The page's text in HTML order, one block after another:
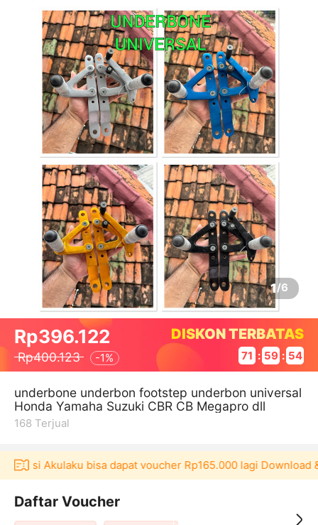
1/6
Rp396.122
Rp400.123 -1%
DISKON TERBATAS
71 : 59 : 54
underbone underbon footstep underbon universal
Honda Yamaha Suzuki CBR CB Megapro dll
168 Terjual
Akulaku bisa dapat voucher Rp165.000 lagi Download &
Daftar Voucher